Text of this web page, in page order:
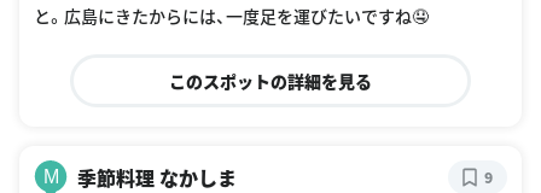
と。広島にきたからには、一度足を運びたいですね🤤
このスポットの詳細を見る
M 季節料理 なかしま 9